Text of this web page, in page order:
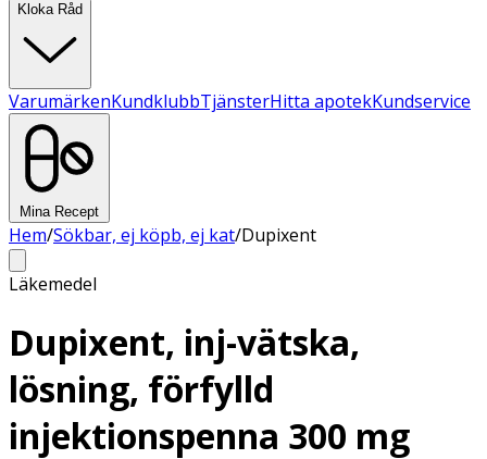
Kloka Råd
VarumärkenKundklubbTjänsterHitta apotekKundservice
Mina Recept
Hem/Sökbar, ej köpb, ej kat/Dupixent
Läkemedel
Dupixent, inj-vätska,
lösning, förfylld
injektionspenna 300 mg